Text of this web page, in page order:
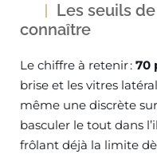
Les seuils
connaître
Le chiffre à retenir : 70
brise et les vitres
même une discrète
basculer le tout dans
frôlant déjà la limite